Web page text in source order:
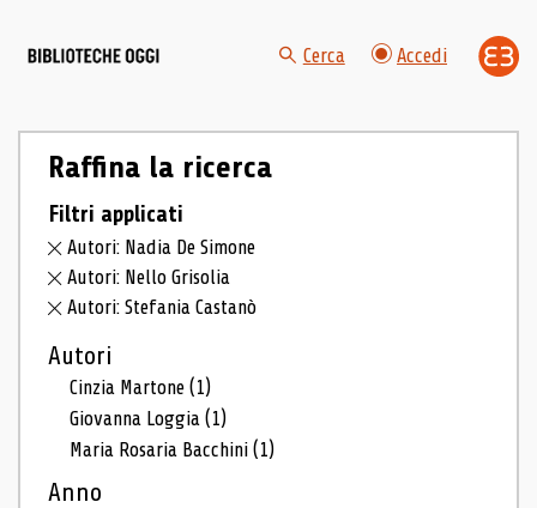
Cerca Accedi
Raffina la ricerca
Filtri applicati
Autori: Nadia De Simone
Autori: Nello Grisolia
Autori: Stefania Castanò
Autori
Cinzia Martone(1)
Giovanna Loggia(1)
Maria Rosaria Bacchini(1)
Anno